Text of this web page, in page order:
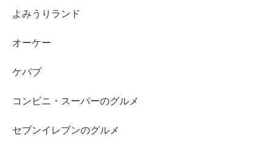
よみうりランド
オーケー
ケバブ
コンビニ・スーパーのグルメ
セブンイレブンのグルメ